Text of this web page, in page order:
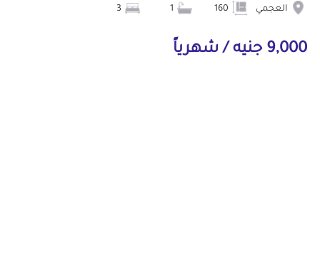
العجمي
9,000 جنيه / شهرياً